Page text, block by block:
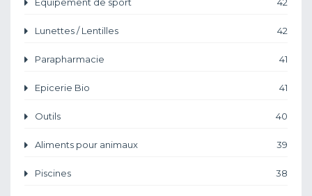
Équipement de sport 42
Lunettes / Lentilles 42
Parapharmacie 41
Epicerie Bio 41
Outils 40
Aliments pour animaux 39
Piscines 38